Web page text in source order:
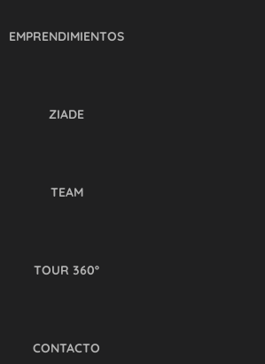
EMPRENDIMIENTOS
ZIADE
TEAM
TOUR 360º
CONTACTO